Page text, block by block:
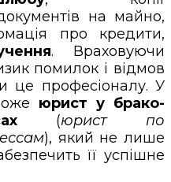
на майно,
про кредити,
. Враховуючи
помилок і відмов
це професіоналу. У
юрист у брако-
(юрист по
), який не лише
її успішне